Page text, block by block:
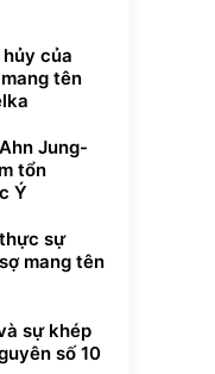
của
tên
Jung-
tổn
Ý
sự
mang tên
sự khép
số 10